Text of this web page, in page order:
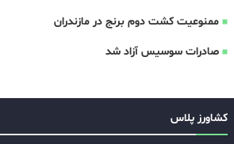
ممنوعیت کشت دوم برنج در مازندران
صادرات سوسیس آزاد شد
کشاورز پلاس